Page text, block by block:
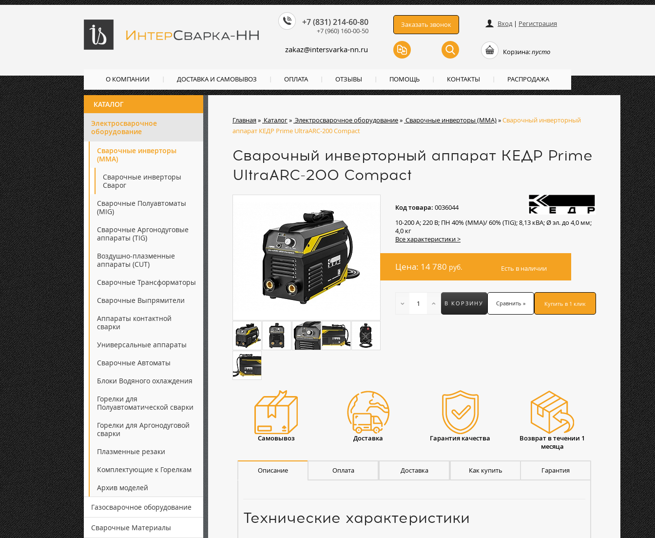
Главная» Каталог» Электросварочное оборудование» Сварочные инверторы (ММА)»Сварочный инверторный
аппарат КЕДР Prime UltraARC-200 Compact
Сварочный инверторный аппарат КЕДР Prime
UltraARC-200 Compact
Код товара: 0036044
10-200 А; 220 В; ПН 40% (MMA)/ 60% (TIG); 8,13 кВА; Ø эл. до 4,0 мм;
4,0 кг
Все характеристики >
Цена: 14 780 руб. Есть в наличии
В КОРЗИНУ Сравнить » Купить в 1 клик
Самовывоз Доставка Гарантия качества
Возврат в течении 1
месяца
Описание Оплата Доставка Как купить Гарантия
Технические характеристики
КАТАЛОГ
Электросварочное
оборудование
Сварочные инверторы
(ММА)
Сварочные инверторы
Сварог
Сварочные Полуавтоматы
(MIG)
Сварочные Аргонодуговые
аппараты (TIG)
Воздушно-плазменные
аппараты (CUT)
Сварочные Трансформаторы
Сварочные Выпрямители
Аппараты контактной
сварки
Универсальные аппараты
Сварочные Автоматы
Блоки Водяного охлаждения
Горелки для
Полуавтоматической сварки
Горелки для Аргонодуговой
сварки
Плазменные резаки
Комплектующие к Горелкам
Архив моделей
Газосварочное оборудование
Сварочные Материалы
Вход| Регистрация
Корзина:пусто
Заказать звонок
zakaz@intersvarka-nn.ru
+7 (831) 214-60-80
+7 (960) 160-00-50
О КОМПАНИИ ДОСТАВКА И САМОВЫВОЗ ОПЛАТА ОТЗЫВЫ ПОМОЩЬ КОНТАКТЫ РАСПРОДАЖА